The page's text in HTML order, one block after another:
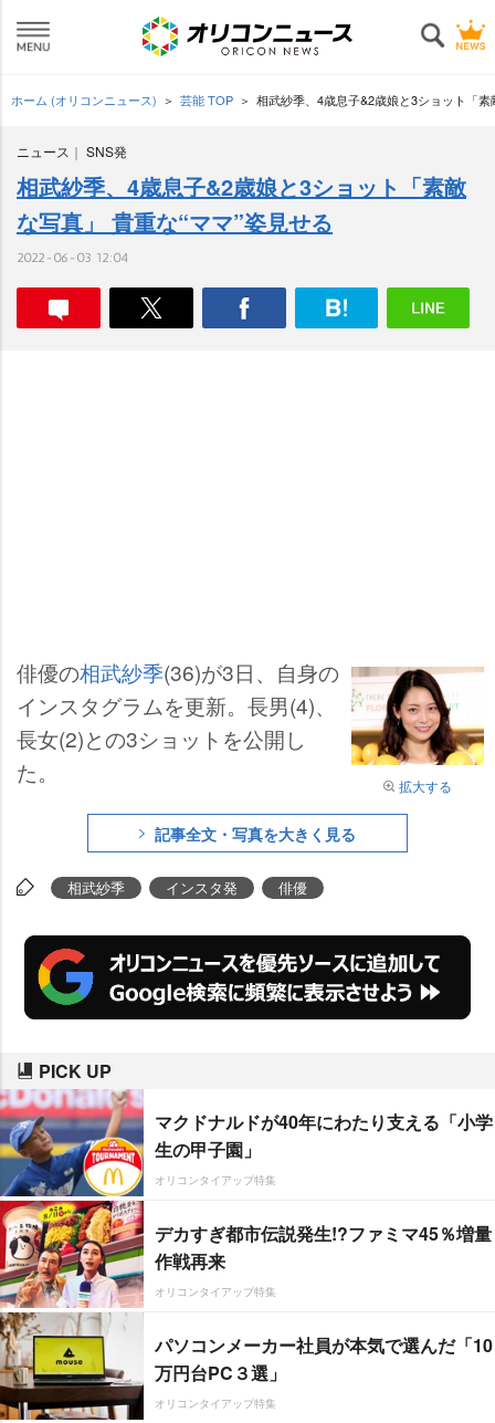
ホーム (オリコンニュース) 芸能 TOP 相武紗季、4歳息子&2歳娘と3ショット「
ニュース SNS発
相武紗季、4歳息子&2歳娘と3ショット「素敵
な写真」 貴重な“ママ”姿見せる
2022-06-03 12:04
拡大する
俳優の相武紗季(36)が3日、自身の
インスタグラムを更新。長男(4)、
長女(2)との3ショットを公開し
た。
記事全文・写真を大きく見る
相武紗季 インスタ発 俳優
PICK UP
マクドナルドが40年にわたり支える「小学
生の甲子園」
オリコンタイアップ特集
デカすぎ都市伝説発生!?ファミマ45％増量
作戦再来
オリコンタイアップ特集
パソコンメーカー社員が本気で選んだ「10
万円台PC３選」
オリコンタイアップ特集